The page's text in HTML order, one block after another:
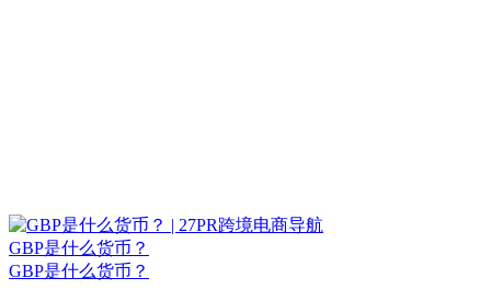
GBP是什么货币？
GBP是什么货币？